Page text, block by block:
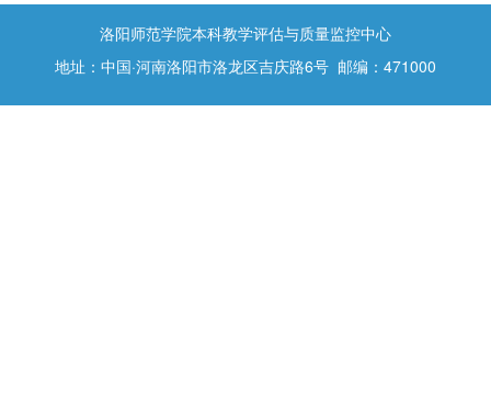
洛阳师范学院本科教学评估与质量监控中心
地址：中国·河南洛阳市洛龙区吉庆路6号 邮编：471000